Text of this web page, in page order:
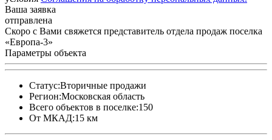
Ваша заявка
отправлена
Скоро с Вами свяжется представитель отдела продаж поселка
«Европа-3»
Параметры объекта
Статус:Вторичные продажи
Регион:Московская область
Всего объектов в поселке:150
От МКАД:15 км